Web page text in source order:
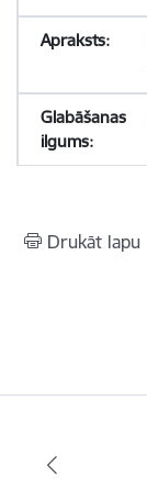
Drukāt lapu